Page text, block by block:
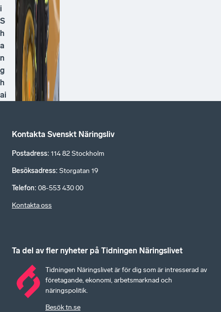
i
S
h
a
n
g
h
ai
Kontakta Svenskt Näringsliv
Postadress: 114 82 Stockholm
Besöksadress: Storgatan 19
Telefon: 08-553 430 00
Kontakta oss
Ta del av fler nyheter på Tidningen Näringslivet
Tidningen Näringslivet är för dig som är intresserad av
företagande, ekonomi, arbetsmarknad och
näringspolitik.
Besök tn.se